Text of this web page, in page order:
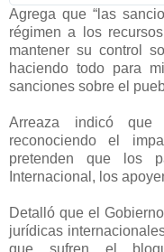
j
j
R
H
P
W
G
-
t
M
0
Agrega que “las
régimen a los
mantener su control
haciendo todo para
sanciones sobre el
Arreaza indicó
reconociendo el
pretenden que los
Internacional, los
Detalló que el
jurídicas
que sufren el